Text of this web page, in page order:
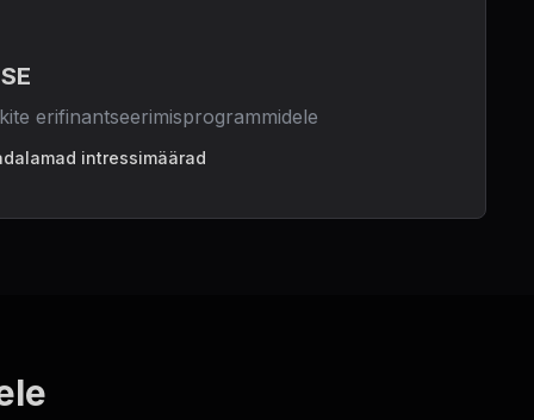
erifinantseerimisprogrammidele
intressimäärad